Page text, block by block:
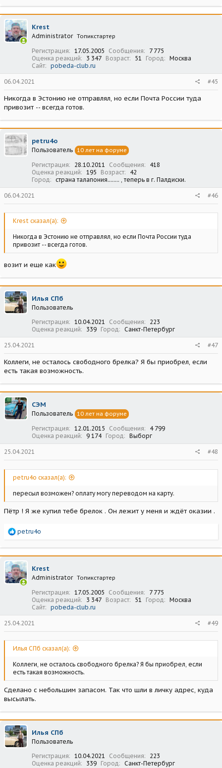
Krest
Administrator Топикстартер
Регистрация 17.05.2005 Сообщения
7 775
Оценка реакций
3 347 Возраст 51 Город
Москва
Сайт
pobeda-club.ru
06.04.2021 #45
Никогда в Эстонию не отправлял, но если Почта России туда
привозит -- всегда готов.
petru4o
Пользователь 10 лет на форуме
Регистрация 28.10.2011 Сообщения
418
Оценка реакций
195 Возраст
42
Город
страна талапония........ , теперь в г. Палдиски.
06.04.2021 #46
Krest сказал(а):
Никогда в Эстонию не отправлял, но если Почта России туда
привозит -- всегда готов.
возит и еще как
Илья СПб
Пользователь
Регистрация
10.04.2021 Сообщения
223
Оценка реакций
339 Город Санкт-Петербург
25.04.2021 #47
Коллеги, не осталось свободного брелка? Я бы приобрел, если
есть такая возможность.
СЭМ
Пользователь 10 лет на форуме
Регистрация 12.01.2015 Сообщения
4 799
Оценка реакций
9 174 Город Выборг
25.04.2021 #48
petru4o сказал(а):
пересыл возможен? оплату могу переводом на карту.
Пётр ! Я же купил тебе брелок . Он лежит у меня и ждёт оказии .
Р
а
к
ц
и
и
petru4o
Krest
Administrator Топикстартер
Регистрация 17.05.2005 Сообщения
7 775
Оценка реакций
3 347 Возраст 51 Город
Москва
Сайт
pobeda-club.ru
25.04.2021 #49
Илья СПб сказал(а):
Коллеги, не осталось свободного брелка? Я бы приобрел, если
есть такая возможность.
Сделано с небольшим запасом. Так что шли в личку адрес, куда
высылать.
Илья СПб
Пользователь
Регистрация
10.04.2021 Сообщения
223
Оценка реакций
339 Город Санкт-Петербург